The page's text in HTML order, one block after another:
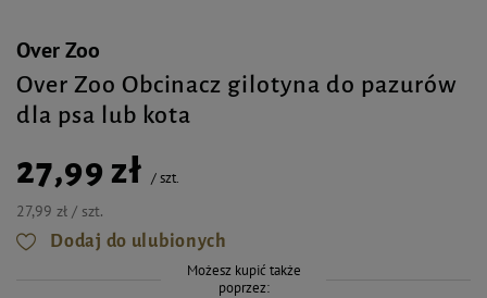
Over Zoo
Over Zoo Obcinacz gilotyna do pazurów
dla psa lub kota
27,99 zł /szt.
27,99 zł / szt.
Dodaj do ulubionych
Możesz kupić także
poprzez: